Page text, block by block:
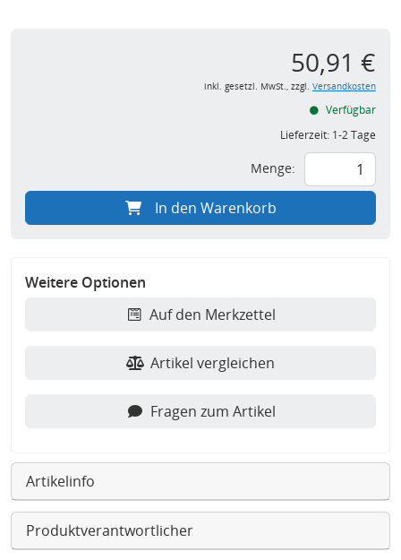
50,91 €
inkl. gesetzl. MwSt., zzgl. Versandkosten
Verfügbar
Lieferzeit: 1-2 Tage
Menge:
In den Warenkorb
Weitere Optionen
Auf den Merkzettel
Artikel vergleichen
Fragen zum Artikel
Artikelinfo
Produktverantwortlicher